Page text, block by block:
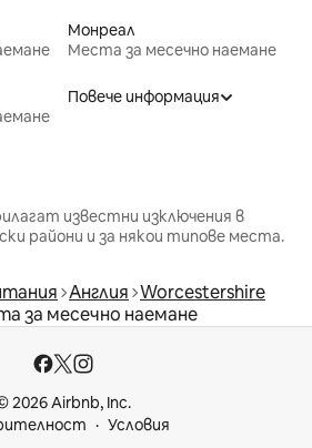
Монреал
Места за месечно наемане
Повече информация
известни изключения в
райони и за някои типове места.
Англия Worcestershire
за месечно наемане
2026 Airbnb, Inc.
Условия